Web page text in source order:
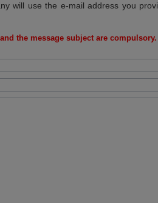
will use the e-mail address you
the message subject are compulsory.